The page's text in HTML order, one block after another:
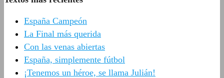
España Campeón
La Final más querida
Con las venas abiertas
España, simplemente fútbol
¡Tenemos un héroe, se llama Julián!